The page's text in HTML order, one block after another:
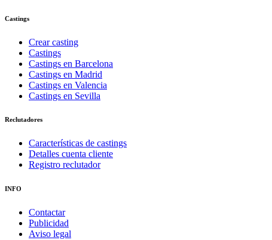
Castings
Crear casting
Castings
Castings en Barcelona
Castings en Madrid
Castings en Valencia
Castings en Sevilla
Reclutadores
Características de castings
Detalles cuenta cliente
Registro reclutador
INFO
Contactar
Publicidad
Aviso legal